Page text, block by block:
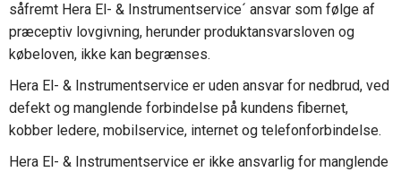
såfremt Hera El- & Instrumentservice´ ansvar som følge af
præceptiv lovgivning, herunder produktansvarsloven og
købeloven, ikke kan begrænses.
Hera El- & Instrumentservice er uden ansvar for nedbrud, ved
defekt og manglende forbindelse på kundens fibernet,
kobber ledere, mobilservice, internet og telefonforbindelse.
Hera El- & Instrumentservice er ikke ansvarlig for manglende